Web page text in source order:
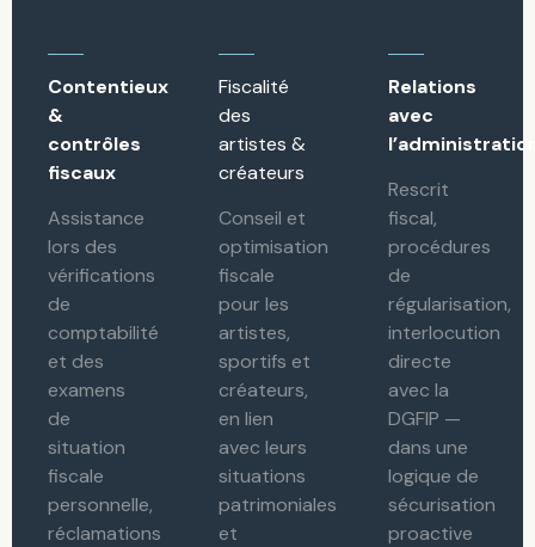
Contentieux
&
contrôles
fiscaux
Assistance
lors des
vérifications
de
comptabilité
et des
examens
de
situation
fiscale
personnelle,
réclamations
Fiscalité
des
artistes &
créateurs
Conseil et
optimisation
fiscale
pour les
artistes,
sportifs et
créateurs,
en lien
avec leurs
situations
patrimoniales
et
Relations
avec
Rescrit
fiscal,
procédures
de
régularisation,
interlocution
directe
avec la
DGFIP —
dans une
logique de
sécurisation
proactive